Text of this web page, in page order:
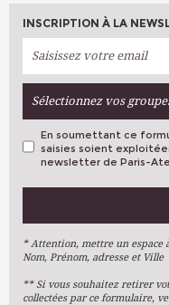
INSCRIPTION À LA
Sélectionnez vos
VOS PRÉFÉRENCES
Arts Plastiques
Arts Du Texte
Arts Numériques
En soumettant ce
saisies soient
newsletter de Paris-
* Attention, mettre un espace
Nom, Prénom, adresse et Ville
** Si vous souhaitez retirer
collectées par ce formulaire,